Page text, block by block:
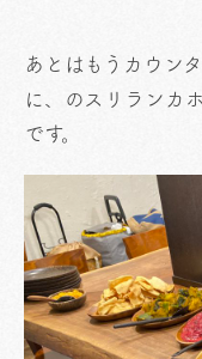
あとはもうカウン
に、のスリランカ
です。